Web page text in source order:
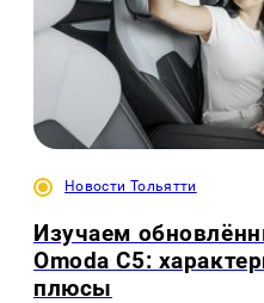
Новости Тольятти
Изучаем
Omoda C5:
плюсы